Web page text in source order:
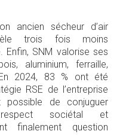
ancien sécheur d’air
trois fois moins
SNM valorise ses
aluminium, ferraille,
2024, 83 % ont été
RSE de l’entreprise
de conjuguer
respect sociétal et
finalement question